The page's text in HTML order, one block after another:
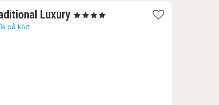
Luxury 1
, 4 Stjerner
på kort